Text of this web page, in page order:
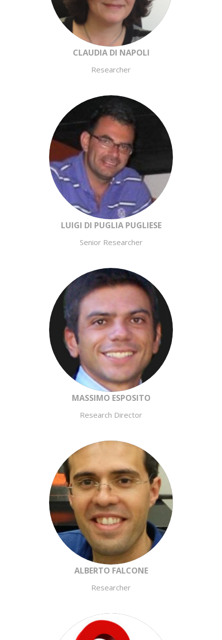
CLAUDIA DI NAPOLI
Researcher
LUIGI DI PUGLIA PUGLIESE
Senior Researcher
MASSIMO ESPOSITO
Research Director
ALBERTO FALCONE
Researcher